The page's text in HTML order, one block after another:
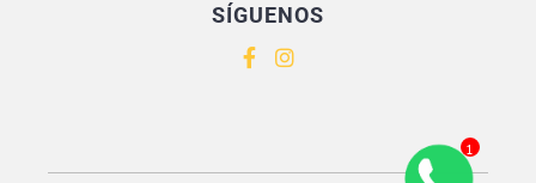
SÍGUENOS
1